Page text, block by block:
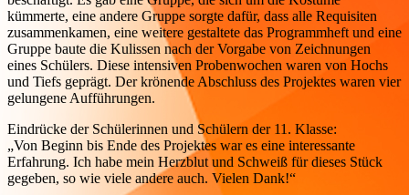
kümmerte, eine andere Gruppe sorgte dafür, dass alle Requisiten
zusammenkamen, eine weitere gestaltete das Programmheft und eine
Gruppe baute die Kulissen nach der Vorgabe von Zeichnungen
eines Schülers. Diese intensiven Probenwochen waren von Hochs
und Tiefs geprägt. Der krönende Abschluss des Projektes waren vier
gelungene Aufführungen.
Eindrücke der Schülerinnen und Schülern der 11. Klasse:
„Von Beginn bis Ende des Projektes war es eine interessante
Erfahrung. Ich habe mein Herzblut und Schweiß für dieses Stück
gegeben, so wie viele andere auch. Vielen Dank!“